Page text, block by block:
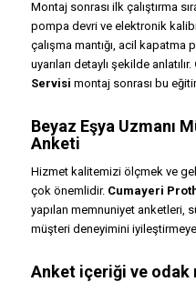
Montaj sonrası ilk çalıştırma
pompa devri ve elektronik
çalışma mantığı, acil kapatma
uyarıları detaylı şekilde anlatılır.
Servisi montaj sonrası bu
Beyaz Eşya Uzmanı
Anketi
Hizmet kalitemizi ölçmek ve
çok önemlidir. Cumayeri
yapılan memnuniyet anketleri,
müşteri deneyimini iyileştirmeye
Anket içeriği ve odak